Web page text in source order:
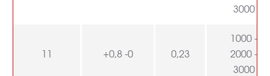
3000
11 +0,8 -0 0,23
1000 -
2000 -
3000